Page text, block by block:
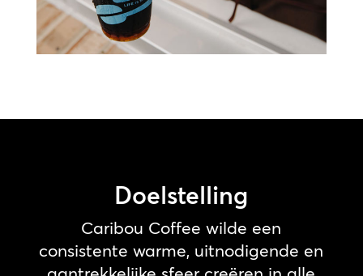
Doelstelling
Caribou Coffee wilde een
consistente warme, uitnodigende en